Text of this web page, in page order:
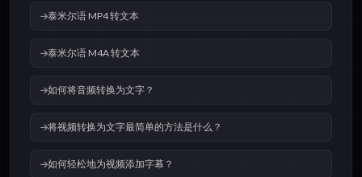
泰米尔语 MP4 转文本
泰米尔语 M4A 转文本
如何将音频转换为文字？
将视频转换为文字最简单的方法是什么？
如何轻松地为视频添加字幕？